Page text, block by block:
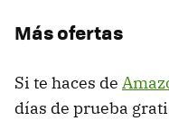
Más ofertas
Si te haces de
días de prueba